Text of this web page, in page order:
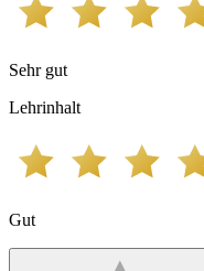
Sehr gut
Lehrinhalt
Gut